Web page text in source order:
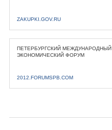
ZAKUPKI.GOV.RU
ПЕТЕРБУРГСКИЙ МЕЖДУНАРОДНЫЙ
ЭКОНОМИЧЕСКИЙ ФОРУМ
2012.FORUMSPB.COM